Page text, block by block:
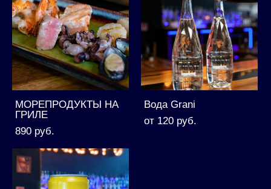
МОРЕПРОДУКТЫ НА
ГРИЛЕ
890 pуб.
Вода Grani
от 120 pуб.